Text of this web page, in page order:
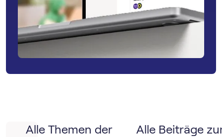
Alle Themen der
Alle Beiträge